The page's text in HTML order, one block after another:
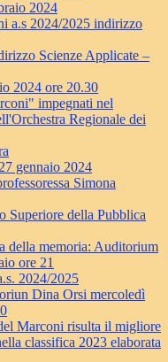
2024
a.s 2024/2025 indirizzo
Scienze Applicate –
2024 ore 20.30
impegnati nel
Regionale dei
gennaio 2024
Simona
Superiore della Pubblica
della memoria: Auditorium
ore 21
2024/2025
Dina Orsi mercoledì
Marconi risulta il migliore
classifica 2023 elaborata